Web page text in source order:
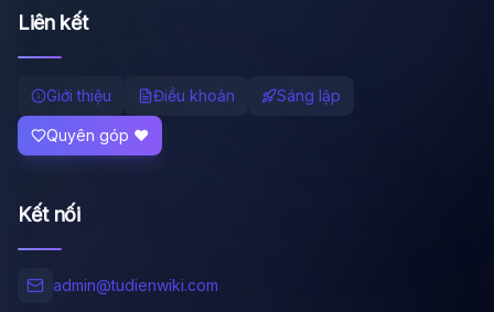
Liên kết
Giới thiệu Điều khoản Sáng lập
Quyên góp ❤️
Kết nối
admin@tudienwiki.com